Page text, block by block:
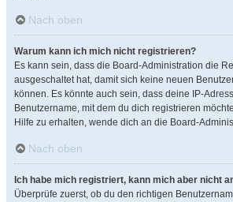
Nach oben
Warum kann ich mich nicht registrieren?
Es kann sein, dass die Board-Administration die
ausgeschaltet hat, damit sich keine neuen
können. Es könnte auch sein, dass deine IP-
Benutzername, mit dem du dich registrieren
Hilfe zu erhalten, wende dich an die Board-
Nach oben
Ich habe mich registriert, kann mich aber nicht
Überprüfe zuerst, ob du den richtigen